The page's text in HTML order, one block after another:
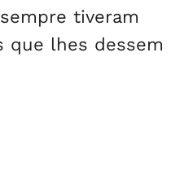
tiveram
que lhes dessem